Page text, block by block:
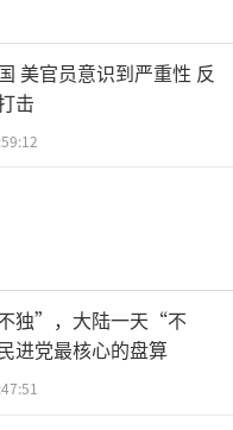
美官员意识到严重性 反
击
独”，大陆一天“不
进党最核心的盘算